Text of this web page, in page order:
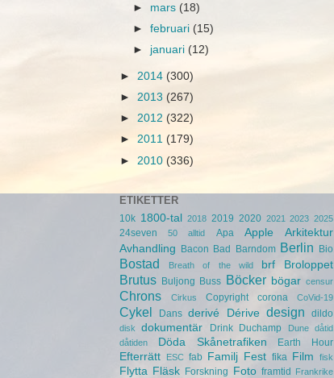
► mars (18)
►februari (15)
► januari (12)
► 2014 (300)
► 2013 (267)
► 2012 (322)
► 2011 (179)
► 2010 (336)
ETIKETTER
10k 1800-tal 2018 2019 2020 2021 2023 2025
24seven 50 alltid Apa Apple
Arkitektur
Avhandling
Bacon Bad Barndom Berlin Bio
Bostad Breath of the wild brf Broloppet
Brutus Buljong Buss Böcker bögar censur
Chrons Cirkus Copyright corona CoVid-19
Cykel Dans derivé Dérive design dildo
disk dokumentär Drink Duchamp Dune
dåtid
dåtiden
Döda Skånetrafiken Earth Hour
Efterrätt ESC fab Familj Fest fika Film fisk
Flytta Fläsk Forskning Foto framtid Frankrike